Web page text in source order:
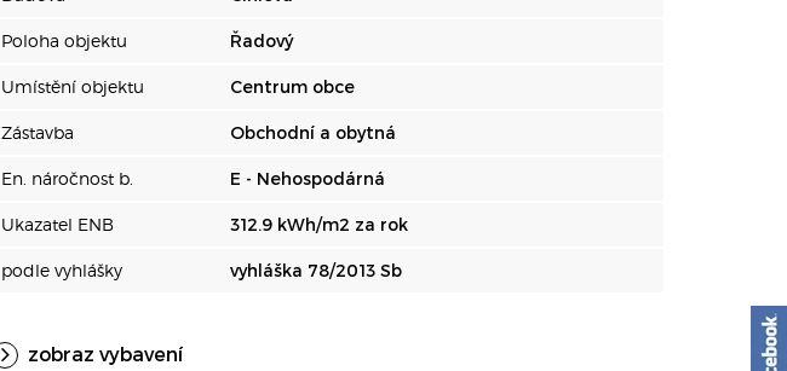
Poloha objektu Řadový
Umístění objektu Centrum obce
Zástavba Obchodní a obytná
En. náročnost b. E - Nehospodárná
Ukazatel ENB 312.9 kWh/m2 za rok
podle vyhlášky vyhláška 78/2013 Sb
zobraz vybavení